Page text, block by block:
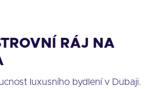
RÁJ NA
luxusního bydlení v Dubaji.